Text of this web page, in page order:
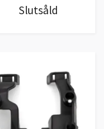
Slutsåld